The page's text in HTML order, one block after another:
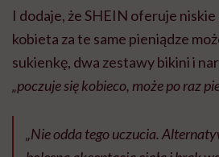
I dodaje, że SHEIN oferuje niskie
kobieta za te same pieniądze
sukienkę, dwa zestawy bikini i
„poczuje się kobieco, może po raz
„Nie odda tego uczucia.